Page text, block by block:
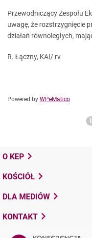
Przewodniczący Zespołu
uwagę, że rozstrzygnięcie
działań równoległych,
R. Łączny, KAI/ rv
Powered by WPeMatico
O KEP
KOŚCIÓŁ
DLA MEDIÓW
KONTAKT